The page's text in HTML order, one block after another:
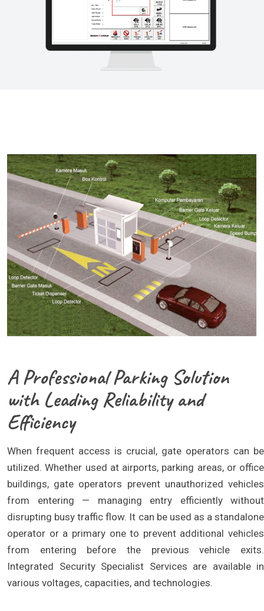
A Professional Parking Solution
with Leading Reliability and
Efficiency
When frequent access is crucial, gate operators can be
utilized. Whether used at airports, parking areas, or office
buildings, gate operators prevent unauthorized vehicles
from entering — managing entry efficiently without
disrupting busy traffic flow. It can be used as a standalone
operator or a primary one to prevent additional vehicles
from entering before the previous vehicle exits.
Integrated Security Specialist Services are available in
various voltages, capacities, and technologies.